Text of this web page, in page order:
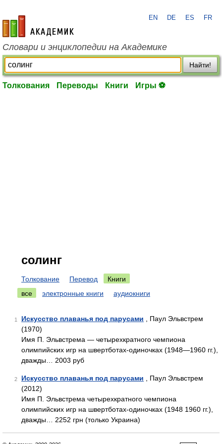
academic.ru
EN DE ES FR
Словари и энциклопедии на Академике
Найти!
Толкования Переводы Книги Игры ⚽
солинг
Толкование Перевод
Книги
все
электронные книги аудиокниги
1 Искусство плаванья под парусами , Паул Эльвстрем
(1970)
Имя П. Эльвстрема — четырехкратного чемпиона
олимпийских игр на швертботах-одиночках (1948—1960 гг.),
дважды… 2003 руб
2 Искусство плаванья под парусами , Паул Эльвстрем
(2012)
Имя П. Эльвстрема четырехкратного чемпиона
олимпийских игр на швертботах-одиночках (1948 1960 гг.),
дважды… 2252 грн (только Украина)